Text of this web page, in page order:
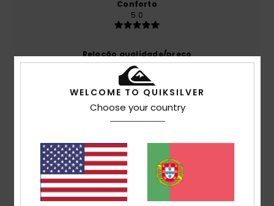
Conforto
5.0
Relação qualidade/preço
4.5
Tamanho
Demasiado grande
Material
WELCOME TO QUIKSILVER
Choose your country